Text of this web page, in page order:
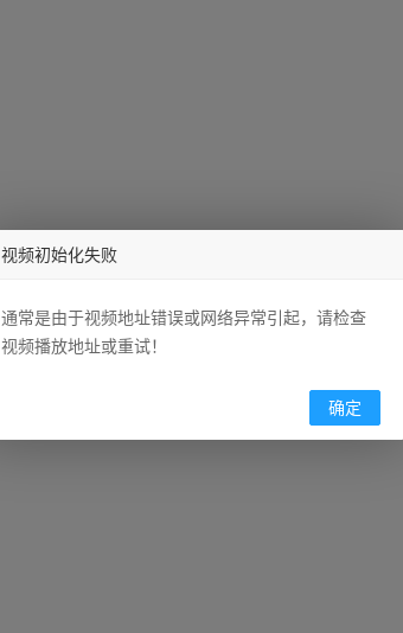
视频初始化失败
通常是由于视频地址错误或网络异常引起，请检查
视频播放地址或重试！
确定